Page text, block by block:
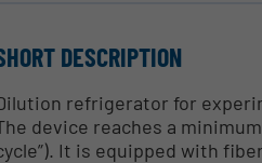
DESCRIPTION
refrigerator for
device reaches a
It is equipped with